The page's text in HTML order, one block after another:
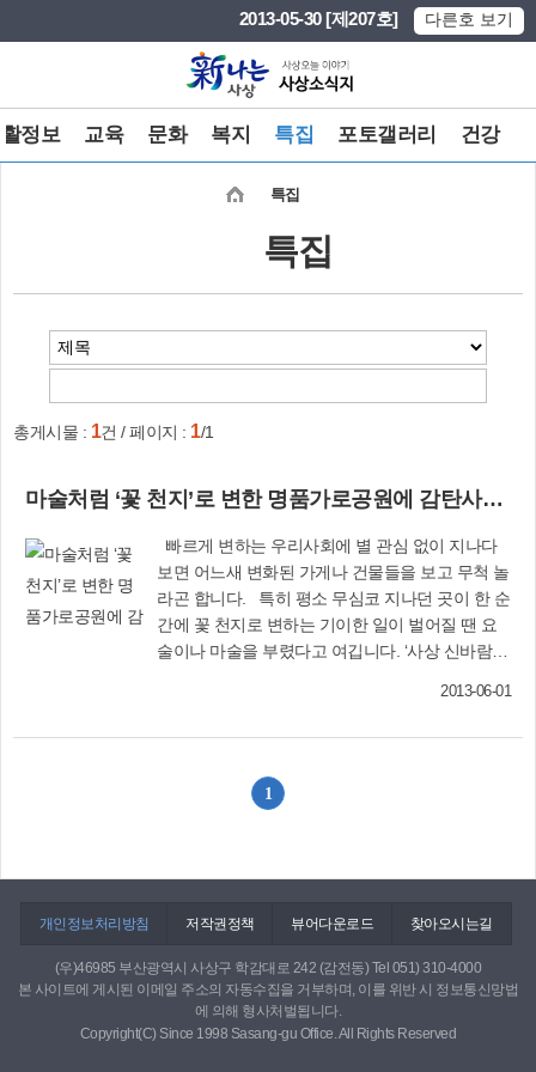
2013-05-30 [제207호] 다른호 보기
정보 교육 문화 복지 특집 포토갤러리 건강
특집
특집
총게시물 : 1건 / 페이지 : 1/1
마술처럼 ‘꽃 천지’로 변한 명품가로공원에 감탄사가 절로~
빠르게 변하는 우리사회에 별 관심 없이 지나다
보면 어느새 변화된 가게나 건물들을 보고 무척 놀
라곤 합니다. 특히 평소 무심코 지나던 곳이 한 순
간에 꽃 천지로 변하는 기이한 일이 벌어질 땐 요
술이나 마술을 부렸다고 여깁니다. ‘사상 신바람
습니다. 그런 곳이 한순간에 신비한 마술에 걸린
듯 꽃 천지로 변했습니다. 가로공원을 따라 장식된
원을 방문한 가족들은 생각지도 않게 도심 한 가운
복잡한 놀이동산을 가지 않고도 누리는 호사가 즐
겁기만 합니다. 봄꽃축제가 열리는 동안 공원 중앙
에 마련된 무대에서는 다양한 장르의 음악 공연까
지 펼쳐져 매일 매일이 축제가 맞긴 맞나 봅니다.
2013-06-01
1
개인정보처리방침 저작권정책 뷰어다운로드 찾아오시는길
(우)46985 부산광역시 사상구 학감대로 242 (감전동) Tel 051) 310-4000
본 사이트에 게시된 이메일 주소의 자동수집을 거부하며, 이를 위반 시 정보통신망법
에 의해 형사처벌됩니다.
Copyright(C) Since 1998 Sasang-gu Office. All Rights Reserved